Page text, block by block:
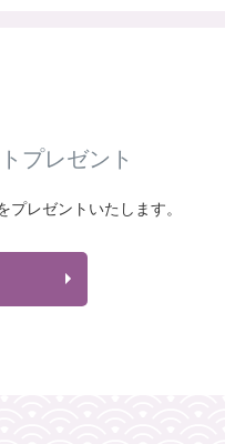
プレゼント
プレゼントいたします。